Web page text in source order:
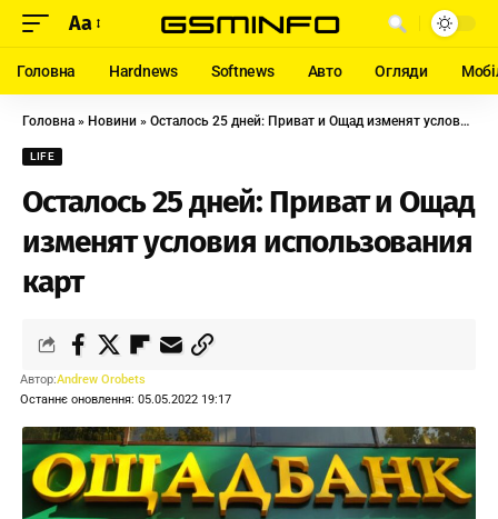
Aa
Головна Hardnews Softnews Авто Огляди
Головна » Новини » Осталось 25 дней: Приват и Ощад изменят условия использования карт
LIFE
Осталось 25 дней: Приват и Ощад
изменят условия использования
карт
Останнє оновлення: 05.05.2022 19:17
Автор:Andrew Orobets